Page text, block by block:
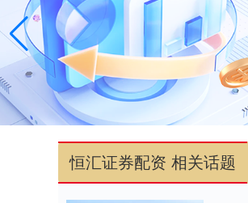
恒汇证券配资 相关话题